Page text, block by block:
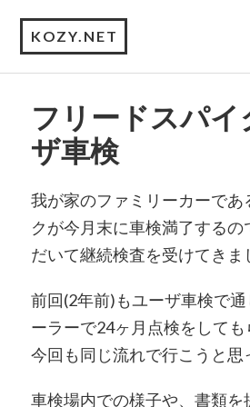
KOZY.NET
フリードスパイ
ザ車検
我が家のファミリーカーであ
クが今月末に車検満了するの
だいて継続検査を受けてきま
前回(2年前)もユーザ車検で
ーラーで24ヶ月点検をしても
今回も同じ流れで行こうと思
車検場内での様子や、書類を